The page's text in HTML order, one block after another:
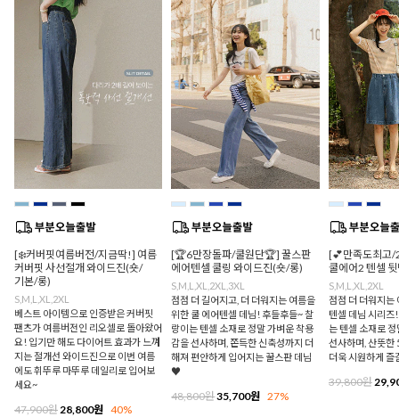
[❄️커버핏여름버전/지금딱!] 여름
커버핏 사선절개 와이드진(숏/
기본/롱)
S,M,L,XL,2XL
베스트 아이템으로 인증받은 커버핏
팬츠가 여름버전인 리오셀로 돌아왔어
요! 입기만 해도 다이어트 효과가 느껴
지는 절개선 와이드진으로 이번 여름
에도 휘뚜루 마뚜루 데일리로 입어보
세요~
47,900원 28,800원 40%
[🏆6만장돌파/쿨원단🏆] 꿀스판
에어텐셀 쿨링 와이드진(숏/롱)
S,M,L,XL,2XL,3XL
점점 더 길어지고, 더 더워지는 여름을
위한 쿨 에어텐셀 데님! 후들후들~ 찰
랑이는 텐셀 소재로 정말 가벼운 착용
감을 선사하며, 쫀득한 신축성까지 더
해져 편안하게 입어지는 꿀스판 데님
♥
48,800원35,700원 27%
[💕만족도최고/
쿨에어2 텐셀
S,M,L,XL,2XL
점점 더 더워지는
텐셀 데님 시리즈
는 텐셀 소재로
선사하며, 산뜻한
더욱 시원하게
39,800원